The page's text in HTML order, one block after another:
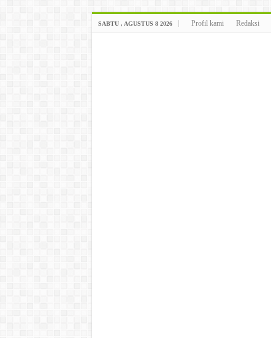
SABTU , AGUSTUS 8 2026 Profil kami Redaksi